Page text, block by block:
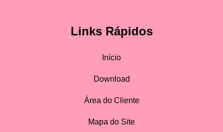
Links Rápidos
Início
Download
Área do Cliente
Mapa do Site